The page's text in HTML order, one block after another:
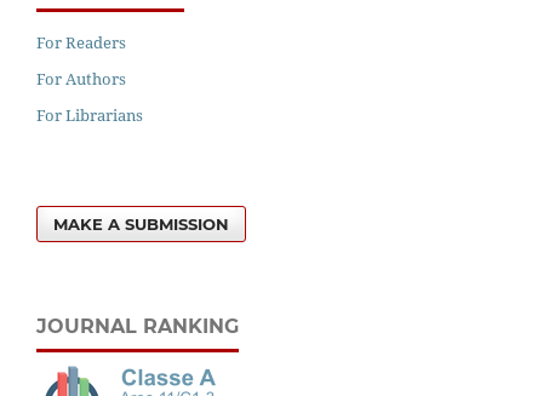
For Readers
For Authors
For Librarians
MAKE A SUBMISSION
JOURNAL RANKING